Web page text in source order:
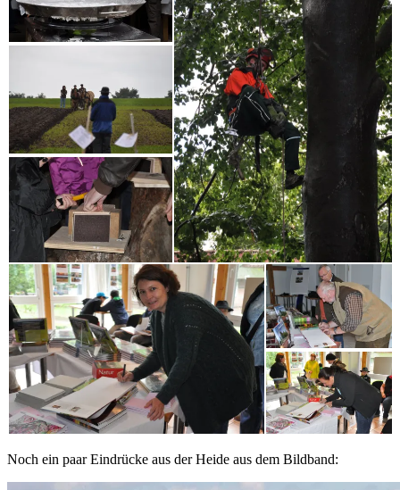
Noch ein paar Eindrücke aus der Heide aus dem Bildband: